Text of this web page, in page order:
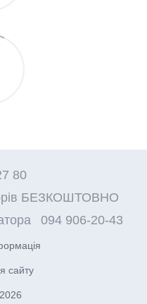
80
БЕЗКОШТОВНО
094 906-20-43
сайту